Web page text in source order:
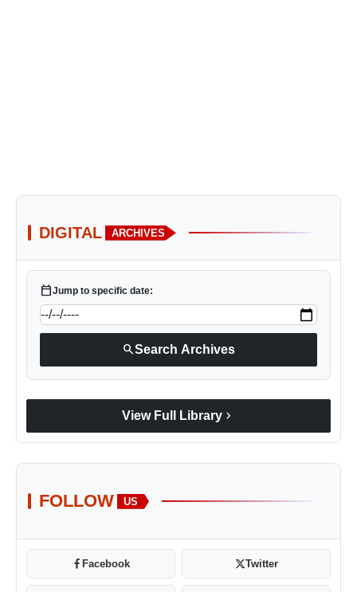
DIGITAL ARCHIVES
calendar_todayJump to specific date:
searchSearch Archives
View Full Library chevron_right
FOLLOW US
Facebook Twitter